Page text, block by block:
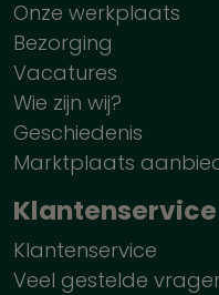
Onze werkplaats
Bezorging
Vacatures
Wie zijn wij?
Geschiedenis
Marktplaats
Klantenservice
Klantenservice
Veel gestelde